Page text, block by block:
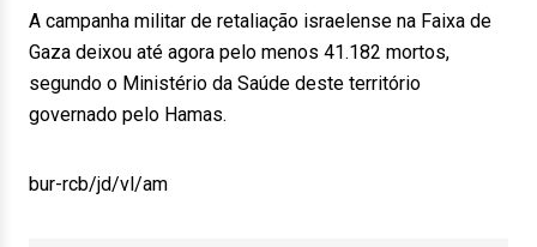
A campanha militar de retaliação israelense na Faixa de
Gaza deixou até agora pelo menos 41.182 mortos,
segundo o Ministério da Saúde deste território
governado pelo Hamas.
bur-rcb/jd/vl/am